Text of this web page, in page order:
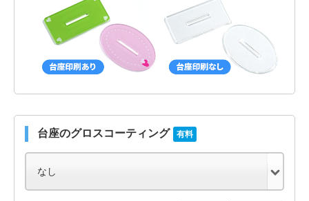
台座のグロスコーティング 有料